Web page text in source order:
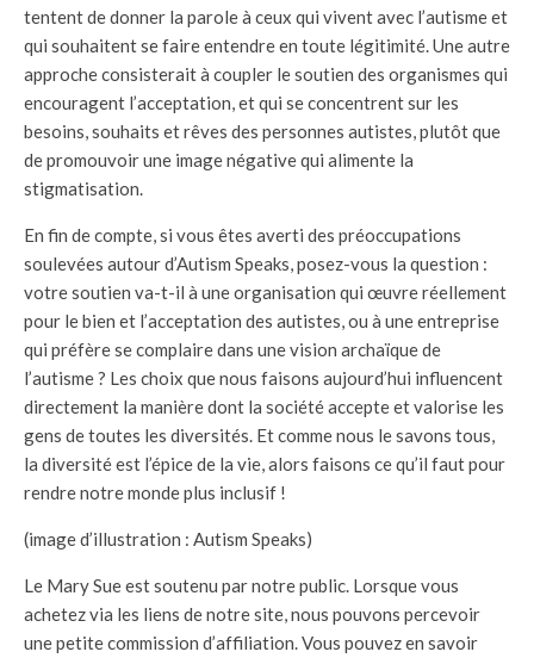
tentent de donner la parole à ceux qui vivent avec l’autisme et
qui souhaitent se faire entendre en toute légitimité. Une autre
approche consisterait à coupler le soutien des organismes qui
encouragent l’acceptation, et qui se concentrent sur les
besoins, souhaits et rêves des personnes autistes, plutôt que
de promouvoir une image négative qui alimente la
stigmatisation.
En fin de compte, si vous êtes averti des préoccupations
soulevées autour d’Autism Speaks, posez-vous la question :
votre soutien va-t-il à une organisation qui œuvre réellement
pour le bien et l’acceptation des autistes, ou à une entreprise
qui préfère se complaire dans une vision archaïque de
l’autisme ? Les choix que nous faisons aujourd’hui influencent
directement la manière dont la société accepte et valorise les
gens de toutes les diversités. Et comme nous le savons tous,
la diversité est l’épice de la vie, alors faisons ce qu’il faut pour
rendre notre monde plus inclusif !
(image d’illustration : Autism Speaks)
Le Mary Sue est soutenu par notre public. Lorsque vous
achetez via les liens de notre site, nous pouvons percevoir
une petite commission d’affiliation. Vous pouvez en savoir